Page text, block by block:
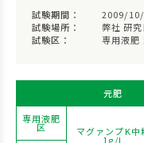
試験期間：
2009/
試験場所：
弊社 研
試験区：
専用液肥
元肥
専用液肥
区 マグァンプK中
1g/L